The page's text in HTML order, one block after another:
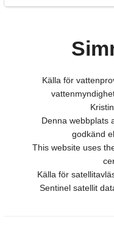
Källa för
Denna webbplats
godkänd
This website uses
Källa för
Sentinel satellit